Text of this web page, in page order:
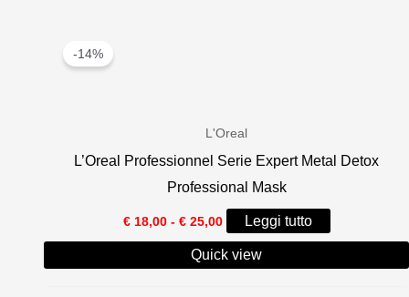
-14%
L'Oreal
L’Oreal Professionnel Serie Expert Metal Detox
Professional Mask
€18,00 - €25,00Fascia
di
prezzo:
da
Leggi tutto
Quick view